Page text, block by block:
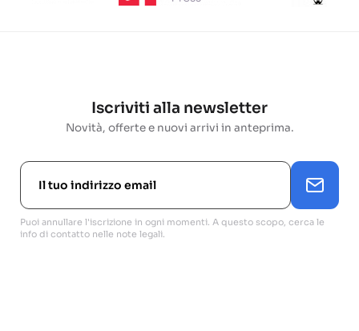
Iscriviti alla newsletter
Novità, offerte e nuovi arrivi in anteprima.
Puoi annullare l'iscrizione in ogni momenti. A questo scopo, cerca le
info di contatto nelle note legali.